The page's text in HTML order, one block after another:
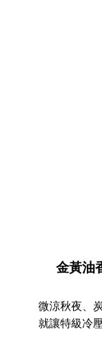
金黃油
微涼秋夜、
就讓特級冷